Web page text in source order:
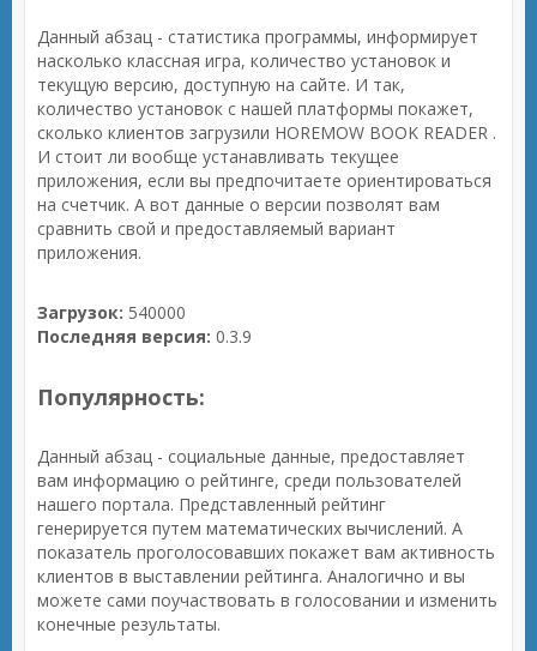
Данный абзац - статистика программы, информирует
насколько классная игра, количество установок и
текущую версию, доступную на сайте. И так,
количество установок с нашей платформы покажет,
сколько клиентов загрузили HOREMOW BOOK READER .
И стоит ли вообще устанавливать текущее
приложения, если вы предпочитаете ориентироваться
на счетчик. А вот данные о версии позволят вам
сравнить свой и предоставляемый вариант
приложения.
Загрузок: 540000
Последняя версия: 0.3.9
Популярность:
Данный абзац - социальные данные, предоставляет
вам информацию о рейтинге, среди пользователей
нашего портала. Представленный рейтинг
генерируется путем математических вычислений. А
показатель проголосовавших покажет вам активность
клиентов в выставлении рейтинга. Аналогично и вы
можете сами поучаствовать в голосовании и изменить
конечные результаты.